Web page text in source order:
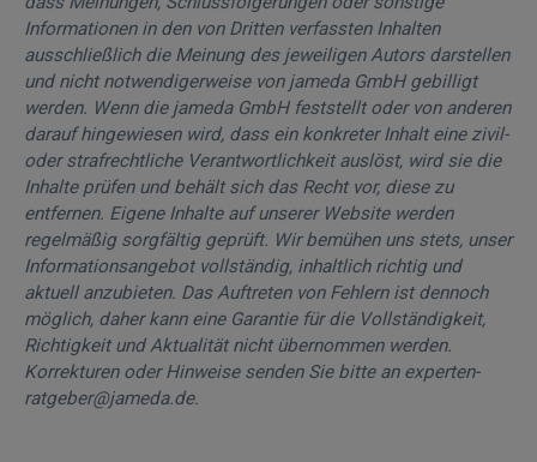
Informationen in den von Dritten verfassten Inhalten
ausschließlich die Meinung des jeweiligen Autors darstellen
und nicht notwendigerweise von jameda GmbH gebilligt
werden. Wenn die jameda GmbH feststellt oder von anderen
darauf hingewiesen wird, dass ein konkreter Inhalt eine zivil-
oder strafrechtliche Verantwortlichkeit auslöst, wird sie die
Inhalte prüfen und behält sich das Recht vor, diese zu
entfernen. Eigene Inhalte auf unserer Website werden
regelmäßig sorgfältig geprüft. Wir bemühen uns stets, unser
Informationsangebot vollständig, inhaltlich richtig und
aktuell anzubieten. Das Auftreten von Fehlern ist dennoch
möglich, daher kann eine Garantie für die Vollständigkeit,
Richtigkeit und Aktualität nicht übernommen werden.
Korrekturen oder Hinweise senden Sie bitte an experten-
ratgeber@jameda.de.